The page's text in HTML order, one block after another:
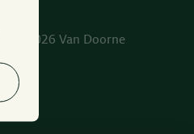
© 2026 Van Doorne